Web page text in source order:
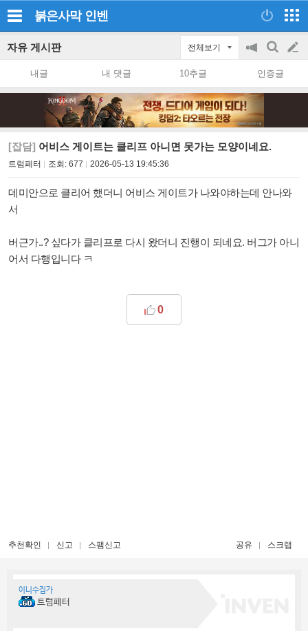
붉은사막 인벤
자유 게시판 전체보기
공
on/off
검
색
글
쓰
내글 내 댓글 10추글 인증글
[잡담] 어비스 게이트는 클리프 아니면 못가는 모양이네요.
트럼페터 조회: 677 2026-05-13 19:45:36
데미안으로 클리어 했더니 어비스 게이트가 나와야하는데 안나와
서
버근가..? 싶다가 클리프로 다시 왔더니 진행이 되네요. 버그가 아니
어서 다행입니다 ㅋ
0
추천확인 신고 스팸신고 공유 스크랩
이니수집가
트럼페터